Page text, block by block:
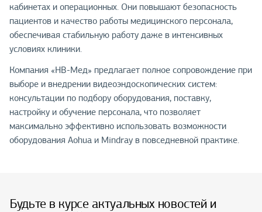
кабинетах и операционных. Они повышают безопасность
пациентов и качество работы медицинского персонала,
обеспечивая стабильную работу даже в интенсивных
условиях клиники.
Компания «НВ-Мед» предлагает полное сопровождение при
выборе и внедрении видеоэндоскопических систем:
консультации по подбору оборудования, поставку,
настройку и обучение персонала, что позволяет
максимально эффективно использовать возможности
оборудования Aohua и Mindray в повседневной практике.
Будьте в курсе актуальных новостей и